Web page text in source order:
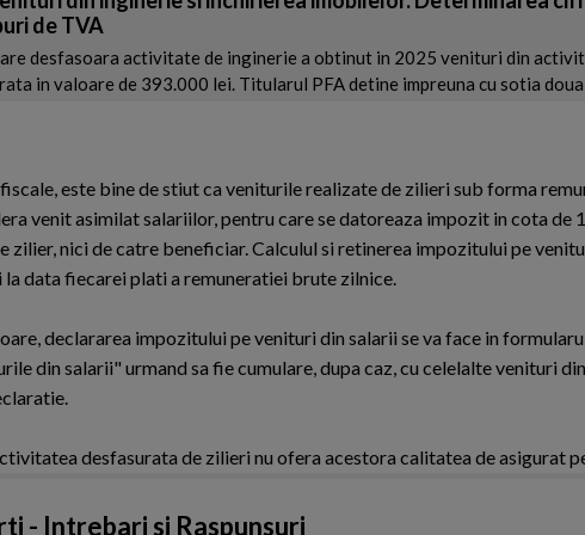
de TVA
desfasoara activitate de inginerie a obtinut in 2025 venituri din
in valoare de 393.000 lei. Titularul PFA detine impreuna cu sotia doua
este bine de stiut ca veniturile realizate de zilieri sub forma
venit asimilat salariilor, pentru care se datoreaza impozit in cota de
nici de catre beneficiar. Calculul si retinerea impozitului pe
data fiecarei plati a remuneratiei brute zilnice.
declararea impozitului pe venituri din salarii se va face in
din salarii" urmand sa fie cumulare, dupa caz, cu celelalte venituri
desfasurata de zilieri nu ofera acestora calitatea de asigurat
- Intrebari si Raspunsuri